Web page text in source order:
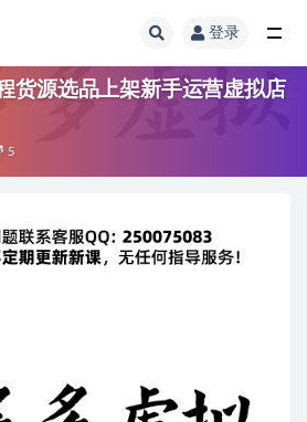
登录
货源选品上架新手运营虚拟店
5